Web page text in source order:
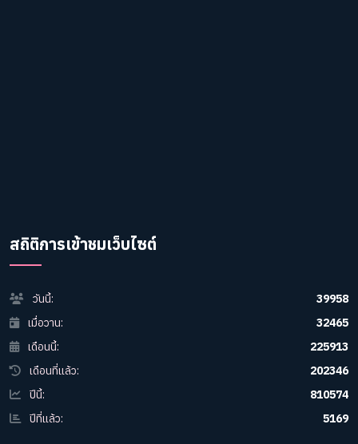
สถิติการเข้าชมเว็บไซต์
วันนี้:
39958
เมื่อวาน:
32465
เดือนนี้:
225913
เดือนที่แล้ว:
202346
ปีนี้:
810574
ปีที่แล้ว:
5169